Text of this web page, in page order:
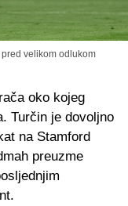
velikom odlukom
oko kojeg
Turčin je dovoljno
na Stamford
preuzme